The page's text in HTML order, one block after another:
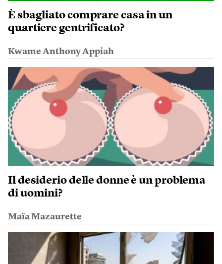
È sbagliato comprare casa in un
quartiere gentrificato?
Kwame Anthony Appiah
Il desiderio delle donne è un problema
di uomini?
Maïa Mazaurette